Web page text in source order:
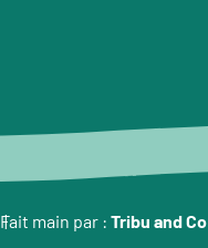
Fait main par : Tribu and Co